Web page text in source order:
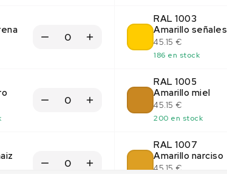
RAL 1003
Amarillo señales
45.15 €
186 en stock
RAL 1005
Amarillo miel
45.15 €
200 en stock
RAL 1007
Amarillo narciso
45.15 €